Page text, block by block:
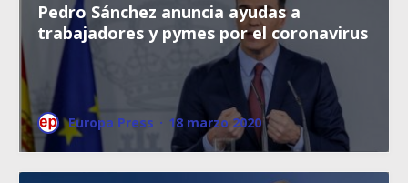
Pedro Sánchez anuncia ayudas a
trabajadores y pymes por el coronavirus
Europa Press · 18 marzo 2020